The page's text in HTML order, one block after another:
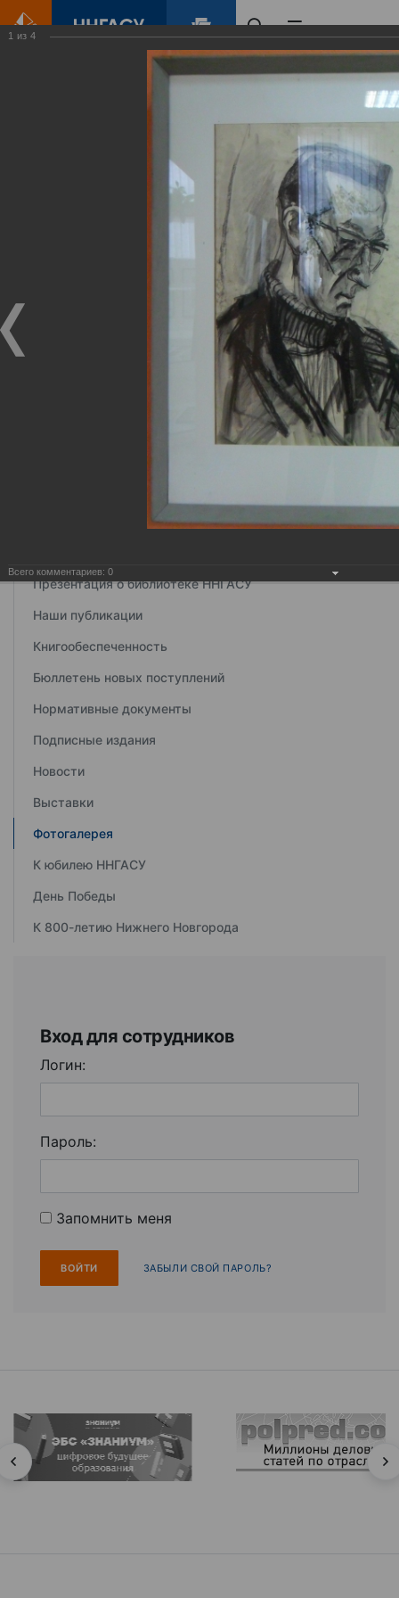
Фотогалерея
Структура и контакты
Презентация о библиотеке ННГАСУ
Наши публикации
Книгообеспеченность
Бюллетень новых поступлений
Нормативные документы
Подписные издания
Новости
Выставки
Фотогалерея
К юбилею ННГАСУ
День Победы
К 800-летию Нижнего Новгорода
Вход для сотрудников
Логин:
Пароль:
Запомнить меня
ЗАБЫЛИ СВОЙ ПАРОЛЬ?
1 из 4
Всего комментариев: 0